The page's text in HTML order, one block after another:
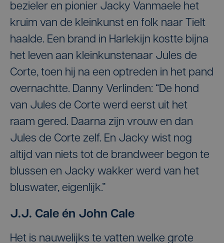
bezieler en pionier Jacky Vanmaele het
kruim van de kleinkunst en folk naar Tielt
haalde. Een brand in Harlekijn kostte bijna
het leven aan kleinkunstenaar Jules de
Corte, toen hij na een optreden in het pand
overnachtte. Danny Verlinden: “De hond
van Jules de Corte werd eerst uit het
raam gered. Daarna zijn vrouw en dan
Jules de Corte zelf. En Jacky wist nog
altijd van niets tot de brandweer begon te
blussen en Jacky wakker werd van het
bluswater, eigenlijk.”
J.J. Cale én John Cale
Het is nauwelijks te vatten welke grote